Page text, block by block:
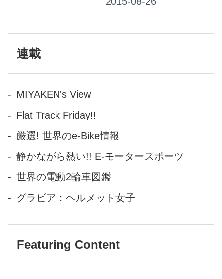
エアレスタイヤで、50口径機
パンクしないらしい(；ﾟДﾟ)
車の燃費を悪化させ、タイヤ
熱の放熱が難しいという問題
がある。それゆえなかなか実
クしないという特性が持つ価
値は相当に大きい。 今回、ミ
アレスタイヤ...
連載
MIYAKEN's View
Flat Track Friday!!
厳選! 世界のe-Bike情報
静かながら熱い!! E-モータースポーツ
世界の電動2輪車図鑑
グラビア：ヘルメット女子
Featuring Content